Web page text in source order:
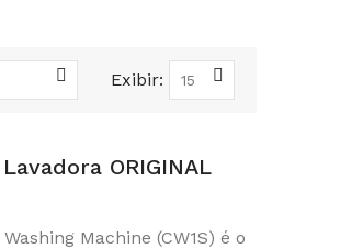
Exibir:
ORIGINAL
Machine (CW1S) é o